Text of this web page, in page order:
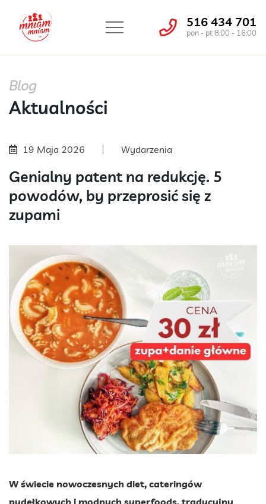
516 434 701
pon - pt 8:00 - 16:00
Blog
Aktualności
19 Maja 2026 Wydarzenia
Genialny patent na redukcję. 5
powodów, by przeprosić się z
zupami
W świecie nowoczesnych diet, cateringów